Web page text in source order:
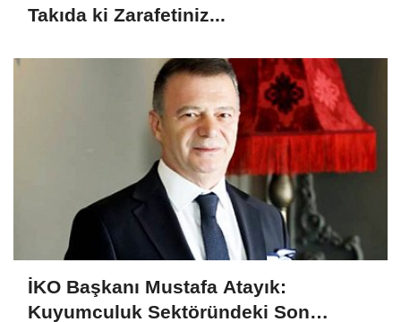
Takıda ki Zarafetiniz...
İKO Başkanı Mustafa Atayık:
Kuyumculuk Sektöründeki Son